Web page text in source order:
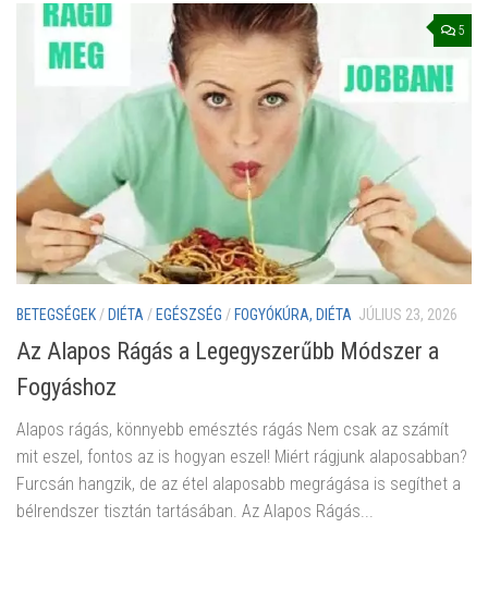
5
BETEGSÉGEK/ DIÉTA/ EGÉSZSÉG / FOGYÓKÚRA, DIÉTA JÚLIUS 23, 2026
Az Alapos Rágás a Legegyszerűbb Módszer a
Fogyáshoz
Alapos rágás, könnyebb emésztés rágás Nem csak az számít
mit eszel, fontos az is hogyan eszel! Miért rágjunk alaposabban?
Furcsán hangzik, de az étel alaposabb megrágása is segíthet a
bélrendszer tisztán tartásában. Az Alapos Rágás...